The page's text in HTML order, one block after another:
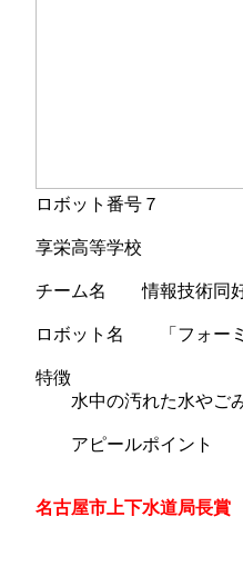
ロボット番号７
享栄高等学校
チーム名 情報技術同
ロボット名 「フォーミ
特徴
水中の汚れた水やごみ
アピールポイント
名古屋市上下水道局長賞